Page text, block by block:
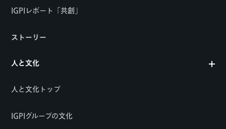
IGPIレポート「共創」
ストーリー
人と文化
人と文化トップ
IGPIグループの文化